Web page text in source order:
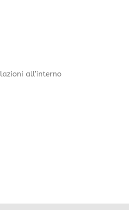
all’interno